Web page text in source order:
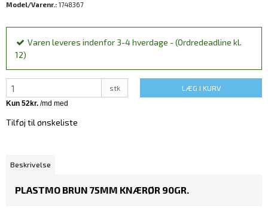
Model/Varenr.: 1748367
Varen leveres indenfor 3-4 hverdage - (Ordredeadline kl.
12)
stk LÆG I KURV
Tilføj til ønskeliste
Beskrivelse
PLASTMO BRUN 75MM KNÆRØR 90GR.